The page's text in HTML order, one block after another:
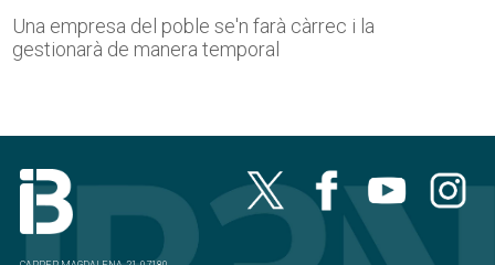
Una empresa del poble se'n farà càrrec i la
gestionarà de manera temporal